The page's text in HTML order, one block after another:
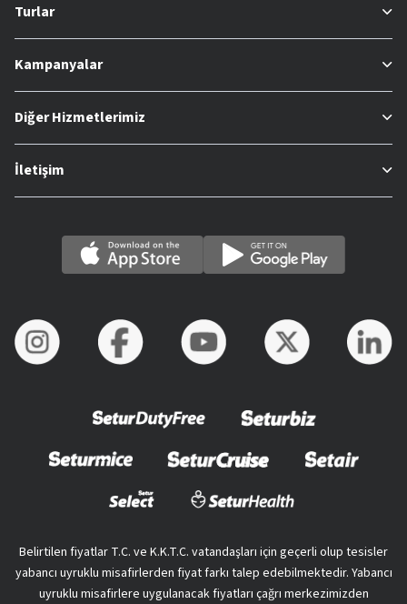
Turlar
Kampanyalar
Diğer Hizmetlerimiz
İletişim
Belirtilen fiyatlar T.C. ve K.K.T.C. vatandaşları için geçerli olup tesisler
yabancı uyruklu misafirlerden fiyat farkı talep edebilmektedir. Yabancı
uyruklu misafirlere uygulanacak fiyatları çağrı merkezimizden